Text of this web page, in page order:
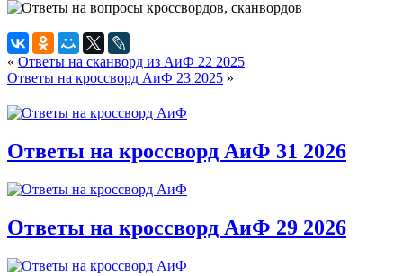
« Ответы на сканворд из АиФ 22 2025
Ответы на кроссворд АиФ 23 2025 »
Ответы на кроссворд АиФ 31 2026
Ответы на кроссворд АиФ 29 2026